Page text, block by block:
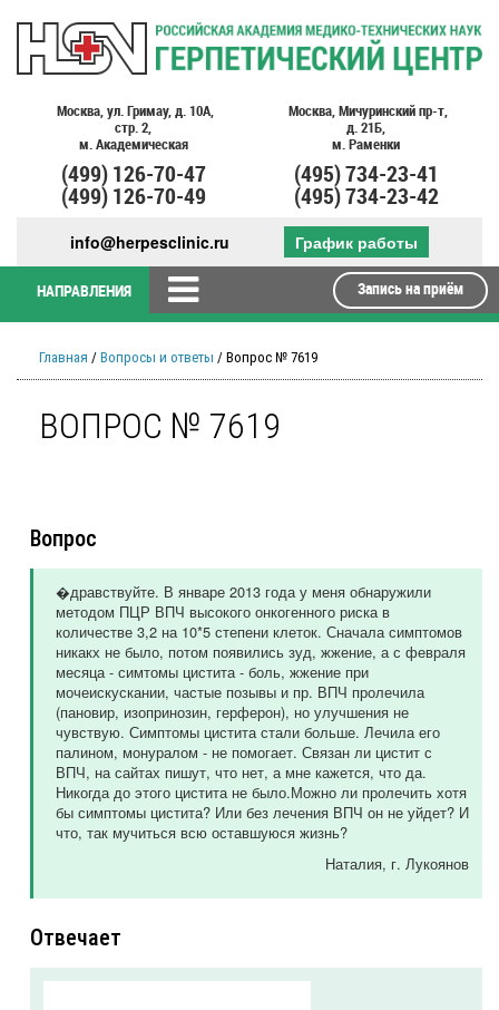
Москва, ул. Гримау, д. 10А,
стр. 2,
м. Академическая
(499)126-70-47
(499)126-70-49
Москва, Мичуринский пр-т,
д. 21Б,
м. Раменки
(495)734-23-41
(495)734-23-42
info@herpesclinic.ru График работы
НАПРАВЛЕНИЯ Запись на приём
Главная / Вопросы и ответы / Вопрос № 7619
ВОПРОС № 7619
Вопрос
�дравствуйте. В январе 2013 года у меня обнаружили
методом ПЦР ВПЧ высокого онкогенного риска в
количестве 3,2 на 10*5 степени клеток. Сначала симптомов
никакх не было, потом появились зуд, жжение, а с февраля
месяца - симтомы цистита - боль, жжение при
мочеискускании, частые позывы и пр. ВПЧ пролечила
(пановир, изопринозин, герферон), но улучшения не
чувствую. Симптомы цистита стали больше. Лечила его
палином, монуралом - не помогает. Связан ли цистит с
ВПЧ, на сайтах пишут, что нет, а мне кажется, что да.
Никогда до этого цистита не было.Можно ли пролечить хотя
бы симптомы цистита? Или без лечения ВПЧ он не уйдет? И
что, так мучиться всю оставшуюся жизнь?
Наталия, г. Лукоянов
Отвечает